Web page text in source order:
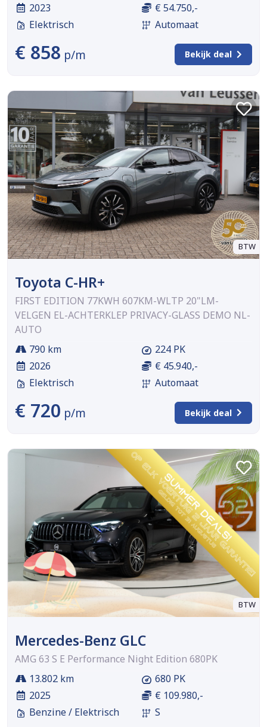
2023
Elektrisch
€ 54.750,-
Automaat
€ 858 p/m Bekijk deal
BTW
Toyota C-HR+
FIRST EDITION 77KWH 607KM-WLTP 20"LM-
VELGEN EL-ACHTERKLEP PRIVACY-GLASS DEMO NL-
AUTO
790 km
2026
Elektrisch
224 PK
€ 45.940,-
Automaat
€ 720 p/m Bekijk deal
BTW
Mercedes-Benz GLC
AMG 63 S E Performance Night Edition 680PK
13.802 km
2025
Benzine / Elektrisch
680 PK
€ 109.980,-
S